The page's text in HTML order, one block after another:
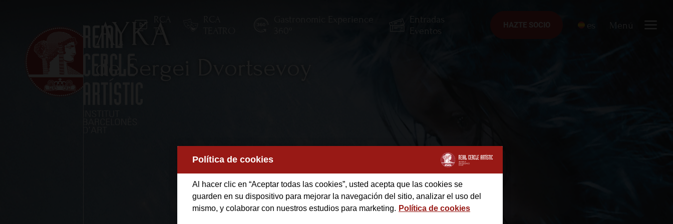
Gastronomic Experience
Entradas
Eventos
es Menú
HAZTE SOCIO
Reial Cercle Artístic
Programas y Actividades
Política de cookies
Al hacer clic en “Aceptar todas las cookies”, usted acepta que las cookies se
guarden en su dispositivo para mejorar la navegación del sitio, analizar el uso del
mismo, y colaborar con nuestros estudios para marketing. Política de cookies